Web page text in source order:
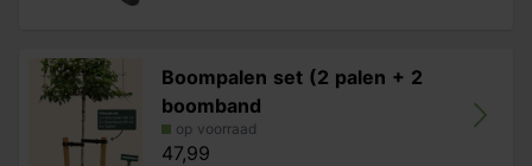
Boompalen set (2 palen + 2
boomband
op voorraad
47,99